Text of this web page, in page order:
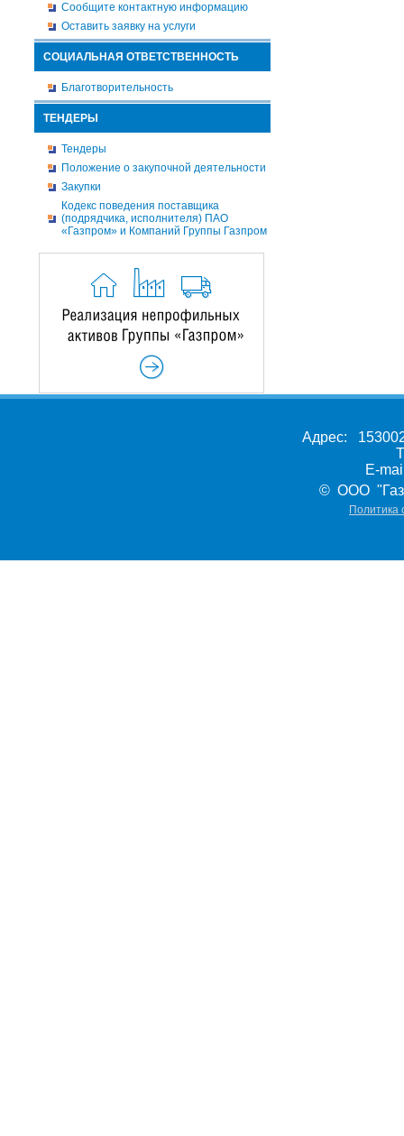
Сообщите контактную информацию
Оставить заявку на услуги
СОЦИАЛЬНАЯ ОТВЕТСТВЕННОСТЬ
Благотворительность
ТЕНДЕРЫ
Тендеры
Положение о закупочной деятельности
Закупки
Кодекс поведения поставщика
(подрядчика, исполнителя) ПАО
«Газпром» и Компаний Группы Газпром
Адрес:
E-
© ООО
Политика